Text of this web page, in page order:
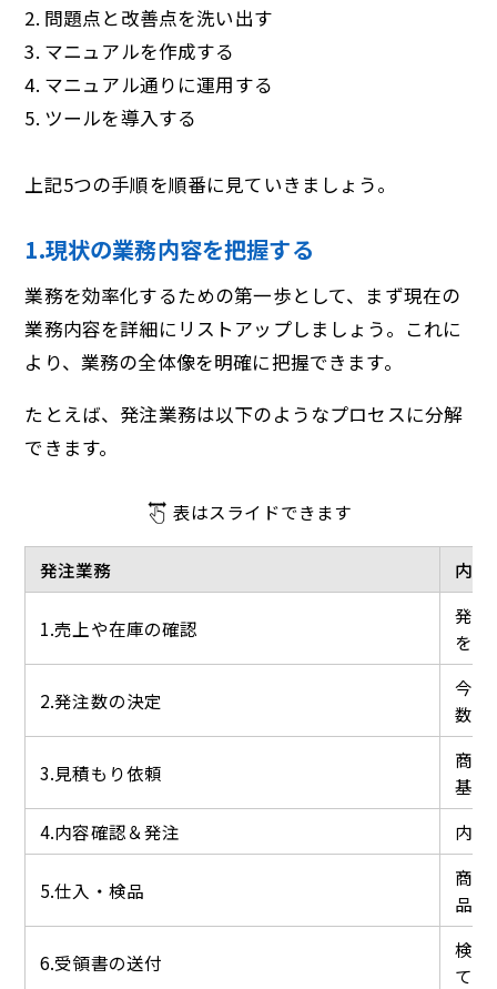
2. 問題点と改善点を洗い出す
3. マニュアルを作成する
4. マニュアル通りに運用する
5. ツールを導入する
上記5つの手順を順番に見ていきましょう。
1.現状の業務内容を把握する
業務を効率化するための第一歩として、まず現在の
業務内容を詳細にリストアップしましょう。これに
より、業務の全体像を明確に把握できます。
たとえば、発注業務は以下のようなプロセスに分解
できます。
表はスライドできます
発注業務 内容
1.売上や在庫の確認
発注
を確
2.発注数の決定
今後
数を
3.見積もり依頼
商品
基づ
4.内容確認＆発注
内容
5.仕入・検品
商品
品す
6.受領書の送付
検品
て送